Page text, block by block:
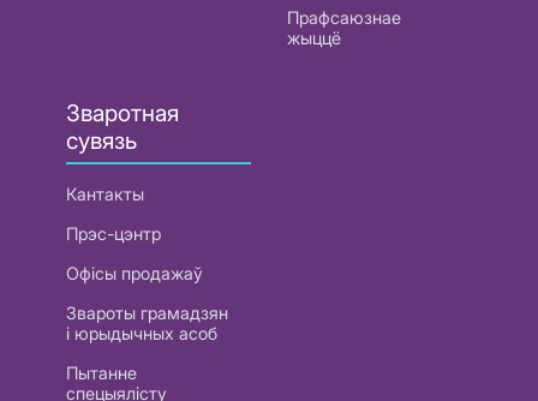
Прафсаюзнае
жыццё
Зваротная
сувязь
Кантакты
Прэс-цэнтр
Офісы продажаў
Звароты грамадзян
і юрыдычных асоб
Пытанне
спецыялісту